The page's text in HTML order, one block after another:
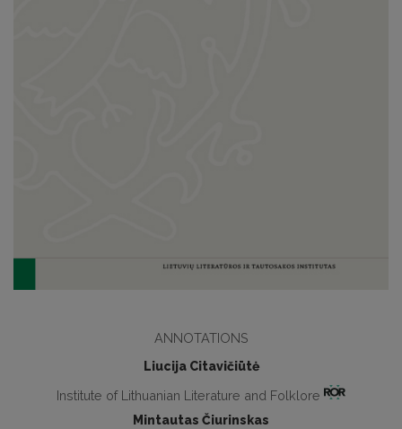
ANNOTATIONS
Liucija Citavičiūtė
Institute of Lithuanian Literature and Folklore
Mintautas Čiurinskas